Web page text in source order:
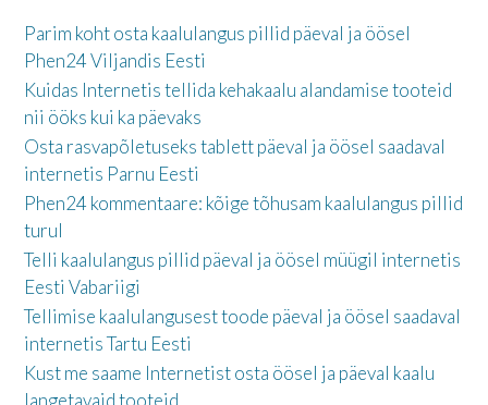
Parim koht osta kaalulangus pillid päeval ja öösel
Phen24 Viljandis Eesti
Kuidas Internetis tellida kehakaalu alandamise tooteid
nii ööks kui ka päevaks
Osta rasvapõletuseks tablett päeval ja öösel saadaval
internetis Parnu Eesti
Phen24 kommentaare: kõige tõhusam kaalulangus pillid
turul
Telli kaalulangus pillid päeval ja öösel müügil internetis
Eesti Vabariigi
Tellimise kaalulangusest toode päeval ja öösel saadaval
internetis Tartu Eesti
Kust me saame Internetist osta öösel ja päeval kaalu
langetavaid tooteid